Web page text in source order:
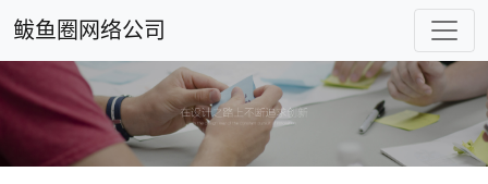
鲅鱼圈网络公司